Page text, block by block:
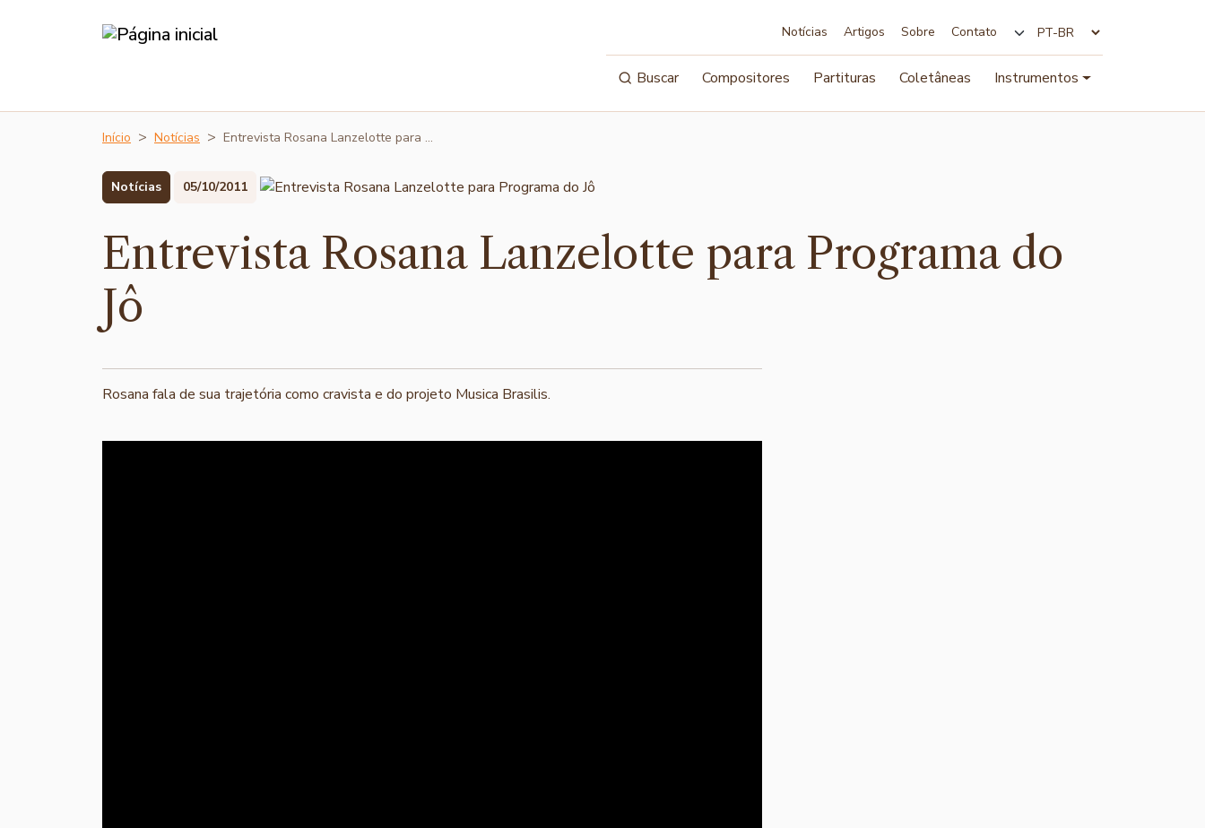
Notícias Artigos Sobre Contato
Buscar Compositores Partituras Coletâneas Instrumentos
Início Notícias Entrevista Rosana Lanzelotte para …
Notícias 05/10/2011
Entrevista Rosana Lanzelotte para Programa do
Jô
Rosana fala de sua trajetória como cravista e do projeto Musica Brasilis.